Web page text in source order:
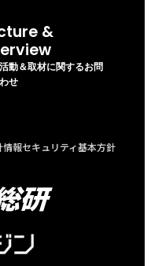
&
動＆取材に関するお問
せ
情報セキュリティ基本方針